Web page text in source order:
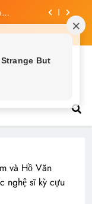
vừa
rỉ” dư
Uông
và Hồ Văn
nghệ sĩ kỳ cựu